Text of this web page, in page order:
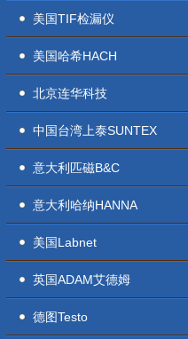
美国TIF检漏仪
美国哈希HACH
北京连华科技
中国台湾上泰SUNTEX
意大利匹磁B&C
意大利哈纳HANNA
美国Labnet
英国ADAM艾德姆
德图Testo